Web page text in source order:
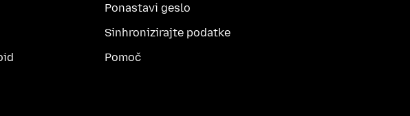
Ponastavi geslo
Sinhronizirajte podatke
Pomoč